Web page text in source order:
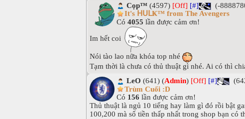
Cọp™ (4597) [Off] [#] (-
It's ᕼᑌᒪҜ™ from The Avengers
Có 4055 lần được cảm ơn!
Im hết coi
Nói tào lao nữa khóa top nhé
Tạm thời là chưa có thủ thuật gì nhé. Ai có thì
LeO (641) (Admin) [Off] [#]
Trùm Cuối :D
Có 156 lần được cảm ơn!
Thủ thuật là ngủ 10 tiếng hay làm gì đó rồi bật
100,200 mà số tiền thấp nhất trong shop bạn